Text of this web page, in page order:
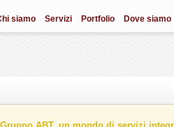
siamo Servizi Portfolio Dove siamo